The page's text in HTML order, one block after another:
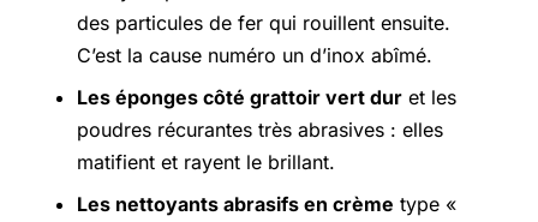
des particules de fer qui rouillent ensuite.
C’est la cause numéro un d’inox abîmé.
Les éponges côté grattoir vert dur et les
poudres récurantes très abrasives : elles
matifient et rayent le brillant.
Les nettoyants abrasifs en crème type «